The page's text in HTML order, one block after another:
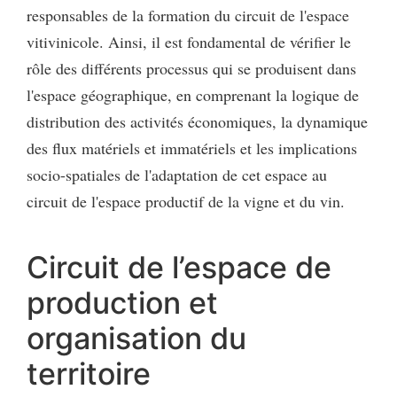
responsables de la formation du circuit de l'espace
vitivinicole. Ainsi, il est fondamental de vérifier le
rôle des différents processus qui se produisent dans
l'espace géographique, en comprenant la logique de
distribution des activités économiques, la dynamique
des flux matériels et immatériels et les implications
socio-spatiales de l'adaptation de cet espace au
circuit de l'espace productif de la vigne et du vin.
Circuit de l’espace de
production et
organisation du
territoire